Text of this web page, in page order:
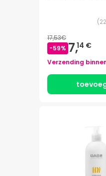
(22
17,53€
-59% 7,14 €
Verzending